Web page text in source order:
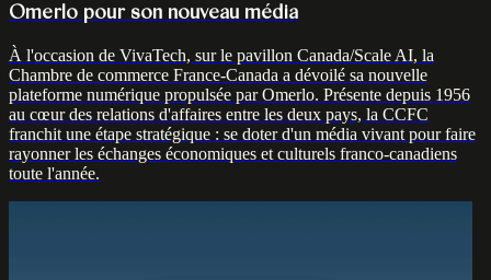
Omerlo pour son nouveau média
À l'occasion de VivaTech, sur le pavillon Canada/Scale AI, la
Chambre de commerce France-Canada a dévoilé sa nouvelle
plateforme numérique propulsée par Omerlo. Présente depuis 1956
au cœur des relations d'affaires entre les deux pays, la CCFC
franchit une étape stratégique : se doter d'un média vivant pour faire
rayonner les échanges économiques et culturels franco-canadiens
toute l'année.